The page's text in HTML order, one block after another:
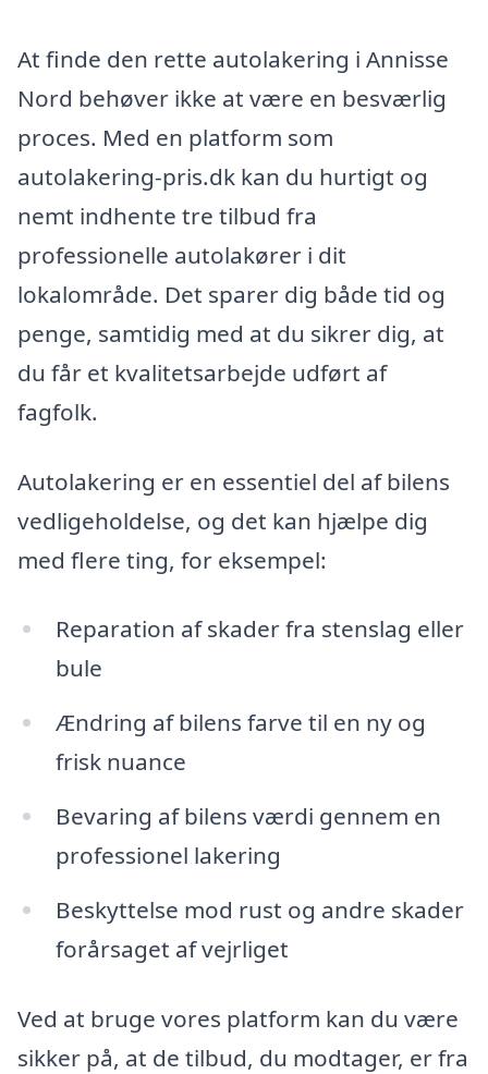
At finde den rette autolakering i Annisse
Nord behøver ikke at være en besværlig
proces. Med en platform som
autolakering-pris.dk kan du hurtigt og
nemt indhente tre tilbud fra
professionelle autolakører i dit
lokalområde. Det sparer dig både tid og
penge, samtidig med at du sikrer dig, at
du får et kvalitetsarbejde udført af
fagfolk.
Autolakering er en essentiel del af bilens
vedligeholdelse, og det kan hjælpe dig
med flere ting, for eksempel:
Reparation af skader fra stenslag eller
bule
Ændring af bilens farve til en ny og
frisk nuance
Bevaring af bilens værdi gennem en
professionel lakering
Beskyttelse mod rust og andre skader
forårsaget af vejrliget
Ved at bruge vores platform kan du være
sikker på, at de tilbud, du modtager, er fra